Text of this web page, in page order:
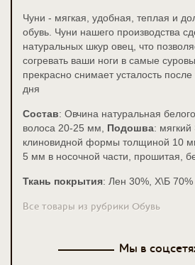
Чуни - мягкая, удобная, теплая и
обувь. Чуни нашего производства
натуральных шкур овец, что
согревать ваши ноги в самые
прекрасно снимает усталость
дня
Состав: Овчина натуральная
волоса 20-25 мм, Подошва: мягкий
клиновидной формы толщиной 10
5 мм в носочной части, прошитая,
Ткань покрытия: Лен 30%, Х\Б 70%
Все товары из рубрики Обувь
Мы в